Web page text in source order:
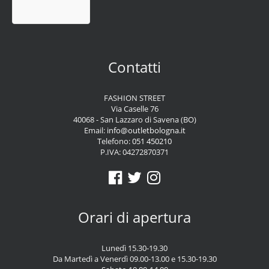
Contatti
FASHION STREET
Via Caselle 76
40068 - San Lazzaro di Savena (BO)
Email: info@outletbologna.it
Telefono:051 450210
P.IVA: 04272870371
Orari di apertura
Lunedì 15.30-19.30
Da Martedì a Venerdì 09.00-13.00 e 15.30-19.30